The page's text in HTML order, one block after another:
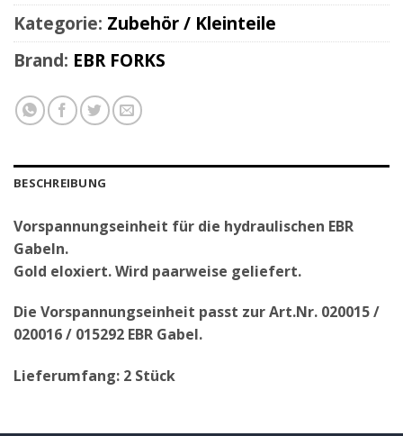
Kategorie: Zubehör / Kleinteile
Brand: EBR FORKS
BESCHREIBUNG
Vorspannungseinheit für die hydraulischen EBR
Gabeln.
Gold eloxiert. Wird paarweise geliefert.
Die Vorspannungseinheit passt zur Art.Nr. 020015 /
020016 / 015292 EBR Gabel.
Lieferumfang: 2 Stück